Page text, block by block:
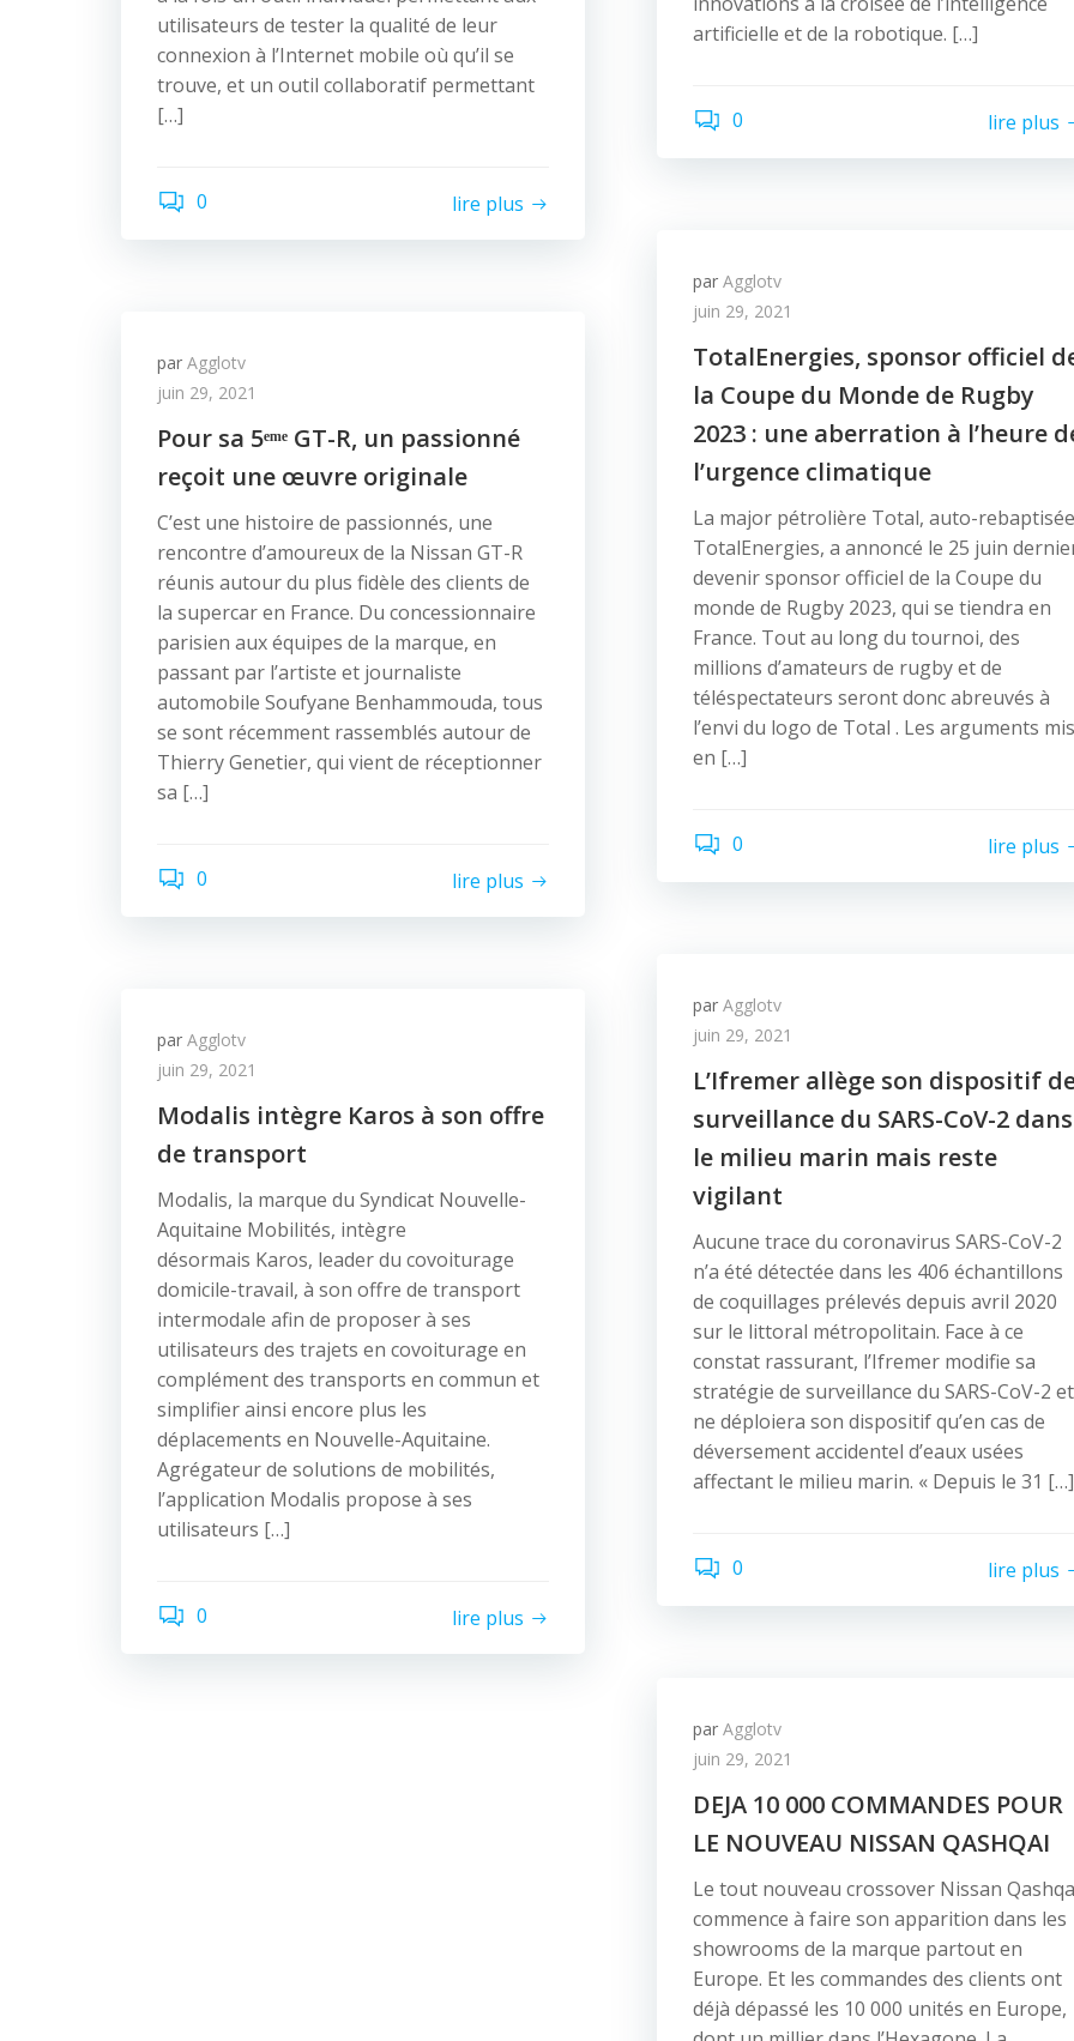
artificielle et de la robotique. […]
0 lire plus
utilisateurs de tester la qualité de leur
connexion à l’Internet mobile où qu’il se
trouve, et un outil collaboratif permettant
[…]
0 lire plus
par Agglotv
juin 29, 2021
TotalEnergies, sponsor officiel
la Coupe du Monde de Rugby
2023 : une aberration à l’heure
l’urgence climatique
La major pétrolière Total, auto-rebaptisée
TotalEnergies, a annoncé le 25 juin
devenir sponsor officiel de la Coupe du
monde de Rugby 2023, qui se tiendra en
France. Tout au long du tournoi, des
millions d’amateurs de rugby et de
téléspectateurs seront donc abreuvés à
l’envi du logo de Total . Les arguments mis
en […]
0 lire plus
par Agglotv
juin 29, 2021
Pour sa 5ᵉᵐᵉ GT-R, un passionné
reçoit une œuvre originale
C’est une histoire de passionnés, une
rencontre d’amoureux de la Nissan GT-R
réunis autour du plus fidèle des clients de
la supercar en France. Du concessionnaire
parisien aux équipes de la marque, en
passant par l’artiste et journaliste
automobile Soufyane Benhammouda, tous
se sont récemment rassemblés autour de
Thierry Genetier, qui vient de réceptionner
sa […]
0 lire plus
par Agglotv
juin 29, 2021
L’Ifremer allège son dispositif
surveillance du SARS-CoV-2 dans
le milieu marin mais reste
vigilant
Aucune trace du coronavirus SARS-CoV-2
n’a été détectée dans les 406 échantillons
de coquillages prélevés depuis avril 2020
sur le littoral métropolitain. Face à ce
constat rassurant, l’Ifremer modifie sa
stratégie de surveillance du SARS-CoV-2 et
ne déploiera son dispositif qu’en cas de
déversement accidentel d’eaux usées
affectant le milieu marin. « Depuis le 31 […]
0 lire plus
par Agglotv
juin 29, 2021
Modalis intègre Karos à son offre
de transport
Modalis, la marque du Syndicat Nouvelle-
Aquitaine Mobilités, intègre
désormais Karos, leader du covoiturage
domicile-travail, à son offre de transport
intermodale afin de proposer à ses
utilisateurs des trajets en covoiturage en
complément des transports en commun et
simplifier ainsi encore plus les
déplacements en Nouvelle-Aquitaine.
Agrégateur de solutions de mobilités,
l’application Modalis propose à ses
utilisateurs […]
0 lire plus
par Agglotv
juin 29, 2021
DEJA 10 000 COMMANDES POUR
LE NOUVEAU NISSAN QASHQAI
Le tout nouveau crossover Nissan
commence à faire son apparition dans les
showrooms de la marque partout en
Europe. Et les commandes des clients ont
déjà dépassé les 10 000 unités en Europe,